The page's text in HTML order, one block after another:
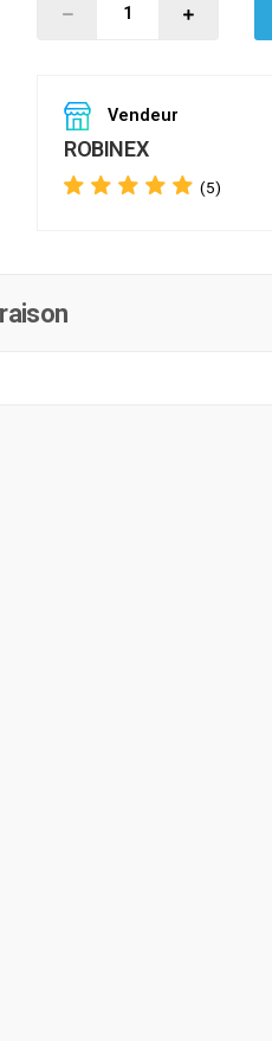
Vendeur
ROBINEX
(5)